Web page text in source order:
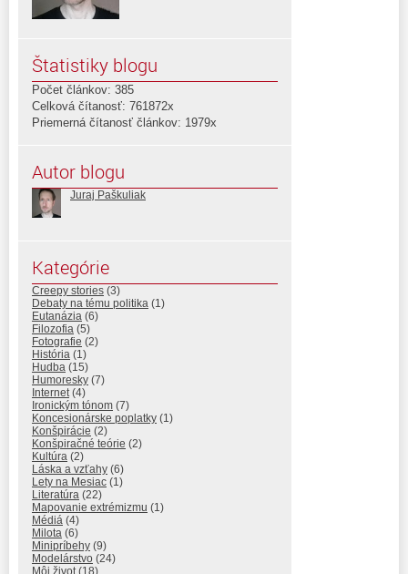
Štatistiky blogu
Počet článkov: 385
Celková čítanosť: 761872x
Priemerná čítanosť článkov: 1979x
Autor blogu
Juraj Paškuliak
Kategórie
Creepy stories (3)
Debaty na tému politika (1)
Eutanázia (6)
Filozofia (5)
Fotografie (2)
História (1)
Hudba (15)
Humoresky (7)
Internet(4)
Ironickým tónom (7)
Koncesionárske poplatky (1)
Konšpirácie (2)
Konšpiračné teórie (2)
Kultúra (2)
Láska a vzťahy (6)
Lety na Mesiac (1)
Literatúra (22)
Mapovanie extrémizmu (1)
Médiá (4)
Milota (6)
Minipríbehy (9)
Modelárstvo (24)